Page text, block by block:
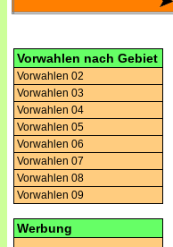
Vorwahlen nach Gebiet
Vorwahlen 02
Vorwahlen 03
Vorwahlen 04
Vorwahlen 05
Vorwahlen 06
Vorwahlen 07
Vorwahlen 08
Vorwahlen 09
Werbung